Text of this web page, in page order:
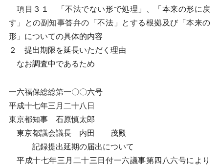
項目３１ 「不法でない形で処理」、「本来の形に戻
す」との副知事答弁の「不法」とする根拠及び「本来の
形」についての具体的内容
２ 提出期限を延長いただく理由
なお調査中であるため
一六福保総総第一〇〇六号
平成十七年三月二十八日
東京都知事 石原慎太郎
東京都議会議長 内田 茂殿
記録提出延期の届出について
平成十七年三月二十三日付一六議事第四八六号により